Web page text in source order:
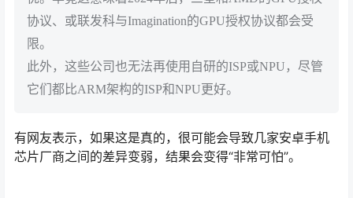
协议、或联发科与Imagination的GPU授权协议都会受
限。
此外，这些公司也无法再使用自研的ISP或NPU，尽管
它们都比ARM架构的ISP和NPU更好。
有网友表示，如果这是真的，很可能会导致几家安卓手机
芯片厂商之间的差异变弱，结果会变得“非常可怕”。